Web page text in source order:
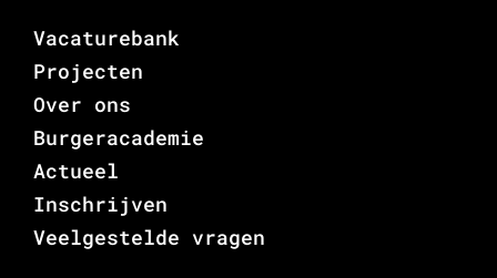
Vacaturebank
Projecten
Over ons
Burgeracademie
Actueel
Inschrijven
Veelgestelde vragen